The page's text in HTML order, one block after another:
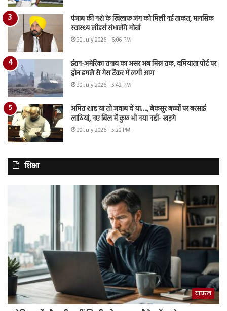
पंजाब की नशे के खिलाफ जंग को मिली नई ताकत, मानसिक
स्वास्थ्य लीडर्स संभालेंगे मोर्चा
30 July 2026 - 6:06 PM
ईरान-अमेरिका तनाव का असर अब मिस्र तक, दमियाता पोर्ट पर
ड्रोन हमले से गैस टैंकर में लगी आग
30 July 2026 - 5:42 PM
अमित शाह या तो जवाब दें या…., बेकसूर बच्चों पर बरसाई
लाठियां, नए बिल में कुछ भी नया नहीं- खड़गे
30 July 2026 - 5:20 PM
शिक्षा
वायरल